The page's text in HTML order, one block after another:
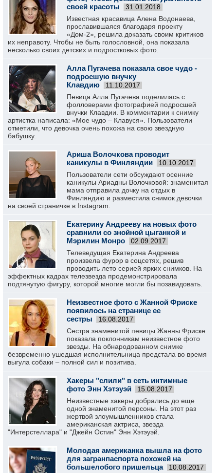
своей красоты
31.01.2018
Известная красавица Алена Водонаева,
прославившаяся благодаря проекту
«Дом-2», решила доказать своим критиков
их неправоту. Чтобы не быть голословной, она показала
несколько своих детских и подростковых фото.
Алла Пугачева показала свое чудо -
подросшую внучку
Клавдию
11.10.2017
Певица Алла Пугачева поделилась с
фолловерами фотографией подросшей
внучки Клавдии. В комментарии к снимку
артистка написала: «Мое чудо – Клавуся». Пользователи
отметили, что девочка очень похожа на свою звездную
бабушку.
Ариша Волочкова проводит
каникулы в Финляндии
10.10.2017
Пользователи сети обсуждают осенние
каникулы Ариадны Волочковой: знаменитая
мама отправила дочку на отдых в
Финляндию и разместила снимок девочки
на своей страничке в Instagram.
Екатерину Андрееву на новых фото
сравнили со знойной цыганкой и
Мэрилин Монро
02.09.2017
Телеведущая Екатерина Андреева
произвела фурор в соцсетях, решив
проводить лето серией ярких снимков. На
эффектных кадрах телезвезда продемонстрировала
подтянутую фигуру, которой многие могли бы позавидовать.
Неизвестное фото с Жанной Фриске
появилось на странице ее
сестры
16.08.2017
Сестра знаменитой певицы Жанны Фриске
показала поклонникам неизвестное фото
звезды. На обнародованном снимке
безвременно ушедшая исполнительница предстала во время
выгула собаки – полной сил и позитива.
Хакеры "слили" в сеть интимные
фото Энн Хэтэуэй
15.08.2017
Неизвестные хакеры добрались до еще
одной знаменитой персоны. На этот раз
жертвой злоумышленников стала
американская актриса, звезда
"Интерстеллара" и "Джейн Остин" Энн Хэтэуэй.
Молодая американка вышла на фото
для загранпаспорта похожей на
большелобого пришельца
10.08.2017